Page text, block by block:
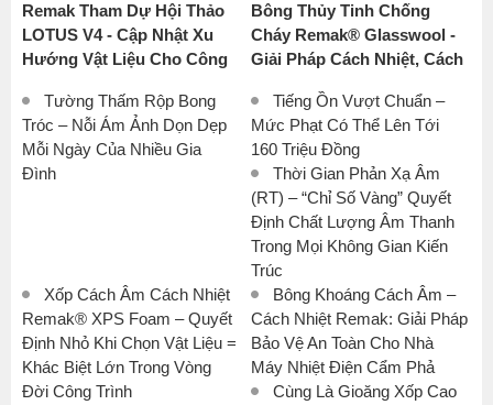
Remak Tham Dự Hội Thảo
LOTUS V4 - Cập Nhật Xu
Hướng Vật Liệu Cho Công
Bông Thủy Tinh Chống
Cháy Remak® Glasswool -
Giải Pháp Cách Nhiệt, Cách
Công Nghiệp
Tường Thấm Rộp Bong
Tróc – Nỗi Ám Ảnh Dọn Dẹp
Mỗi Ngày Của Nhiều Gia
Đình
Tiếng Ồn Vượt Chuẩn –
Mức Phạt Có Thể Lên Tới
160 Triệu Đồng
Thời Gian Phản Xạ Âm
(RT) – “Chỉ Số Vàng” Quyết
Định Chất Lượng Âm Thanh
Trong Mọi Không Gian Kiến
Trúc
Xốp Cách Âm Cách Nhiệt
Remak® XPS Foam – Quyết
Định Nhỏ Khi Chọn Vật Liệu =
Khác Biệt Lớn Trong Vòng
Đời Công Trình
Bông Khoáng Cách Âm –
Cách Nhiệt Remak: Giải Pháp
Bảo Vệ An Toàn Cho Nhà
Máy Nhiệt Điện Cẩm Phả
Cùng Là Gioăng Xốp Cao